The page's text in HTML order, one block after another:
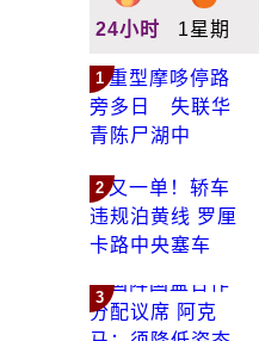
24小时 1星期
1
2
3